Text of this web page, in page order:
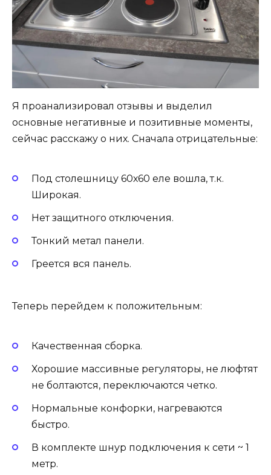
Я проанализировал отзывы и выделил
основные негативные и позитивные моменты,
сейчас расскажу о них. Сначала отрицательные:
Под столешницу 60х60 еле вошла, т.к.
Широкая.
Нет защитного отключения.
Тонкий метал панели.
Греется вся панель.
Теперь перейдем к положительным:
Качественная сборка.
Хорошие массивные регуляторы, не люфтят
не болтаются, переключаются четко.
Нормальные конфорки, нагреваются
быстро.
В комплекте шнур подключения к сети ~ 1
метр.